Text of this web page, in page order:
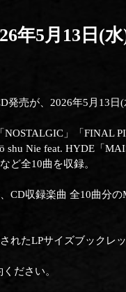
年5月13日(水
売が、2026年5月13日(
」「FINAL
Nie feat. HYDE「
ど全10曲を収録。
CD収録楽曲 全10曲分の
れたLPサイズブックレ
ださい。